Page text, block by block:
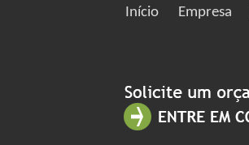
Início Empresa